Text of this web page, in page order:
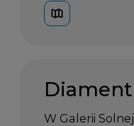
Diament
W Galerii